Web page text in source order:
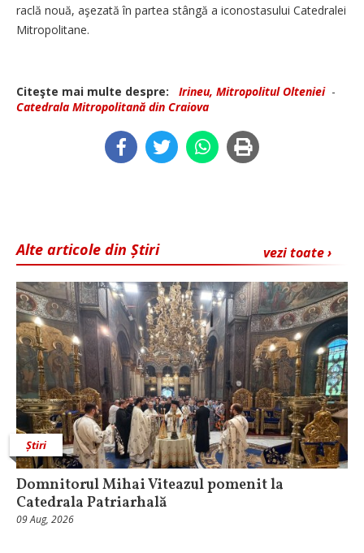
raclă nouă, aşezată în partea stângă a iconostasului Catedralei
Mitropolitane.
Citeşte mai multe despre: Irineu, Mitropolitul Olteniei-
Catedrala Mitropolitană din Craiova
vezi toate ›
Alte articole din Știri
Știri
Domnitorul Mihai Viteazul pomenit la
Catedrala Patriarhală
09 Aug, 2026